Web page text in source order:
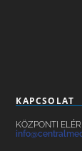
KAPCSOLAT
KÖZPONTI